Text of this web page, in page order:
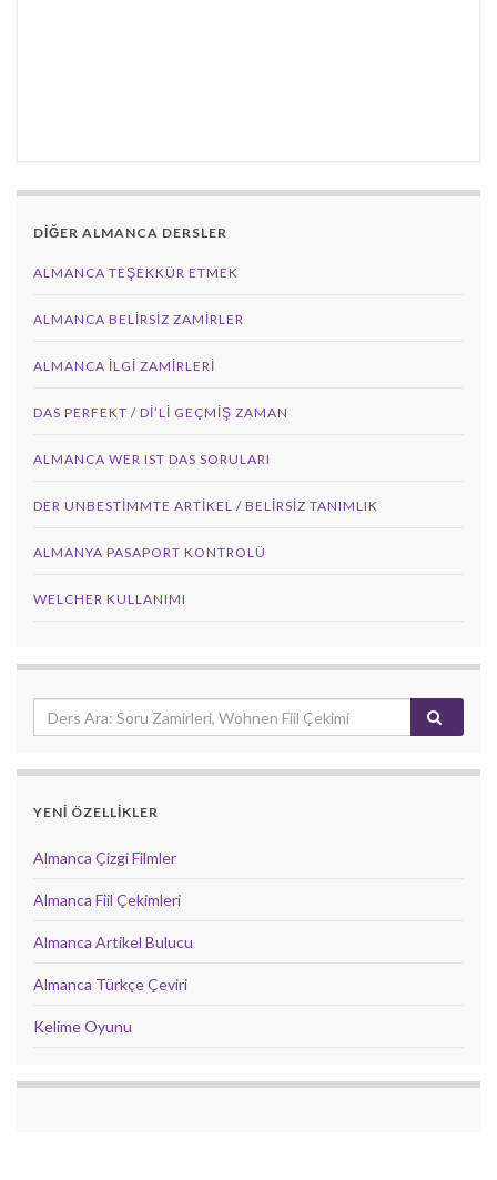
DİĞER ALMANCA DERSLER
ALMANCA TEŞEKKÜR ETMEK
ALMANCA BELIRSIZ ZAMIRLER
ALMANCA İLGI ZAMIRLERI
DAS PERFEKT / Dİ’Lİ GEÇMİŞ ZAMAN
ALMANCA WER IST DAS SORULARI
DER UNBESTIMMTE ARTIKEL / BELIRSIZ TANIMLIK
ALMANYA PASAPORT KONTROLÜ
WELCHER KULLANIMI
YENİ ÖZELLİKLER
Almanca Çizgi Filmler
Almanca Fiil Çekimleri
Almanca Artikel Bulucu
Almanca Türkçe Çeviri
Kelime Oyunu